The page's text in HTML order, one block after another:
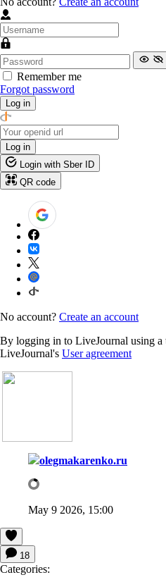
Remember me
Forgot password
Log in
Log in
Login with Sber ID
QR code
No account? Create an account
By logging in to LiveJournal using a
LiveJournal's User agreement
olegmakarenko.ru
May 9 2026, 15:00
18
Categories: